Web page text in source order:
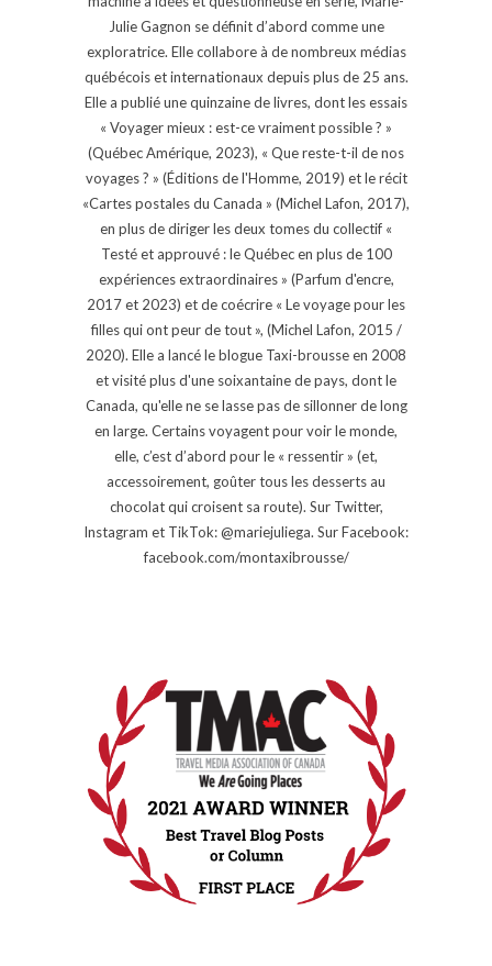
Julie Gagnon se définit d’abord comme une
exploratrice. Elle collabore à de nombreux médias
québécois et internationaux depuis plus de 25 ans.
Elle a publié une quinzaine de livres, dont les essais
« Voyager mieux : est-ce vraiment possible ? »
(Québec Amérique, 2023), « Que reste-t-il de nos
voyages ? » (Éditions de l'Homme, 2019) et le récit
«Cartes postales du Canada » (Michel Lafon, 2017),
en plus de diriger les deux tomes du collectif «
Testé et approuvé : le Québec en plus de 100
expériences extraordinaires » (Parfum d'encre,
2017 et 2023) et de coécrire « Le voyage pour les
filles qui ont peur de tout », (Michel Lafon, 2015 /
2020). Elle a lancé le blogue Taxi-brousse en 2008
et visité plus d'une soixantaine de pays, dont le
Canada, qu'elle ne se lasse pas de sillonner de long
en large. Certains voyagent pour voir le monde,
elle, c’est d’abord pour le « ressentir » (et,
accessoirement, goûter tous les desserts au
chocolat qui croisent sa route). Sur Twitter,
Instagram et TikTok: @mariejuliega. Sur Facebook:
facebook.com/montaxibrousse/